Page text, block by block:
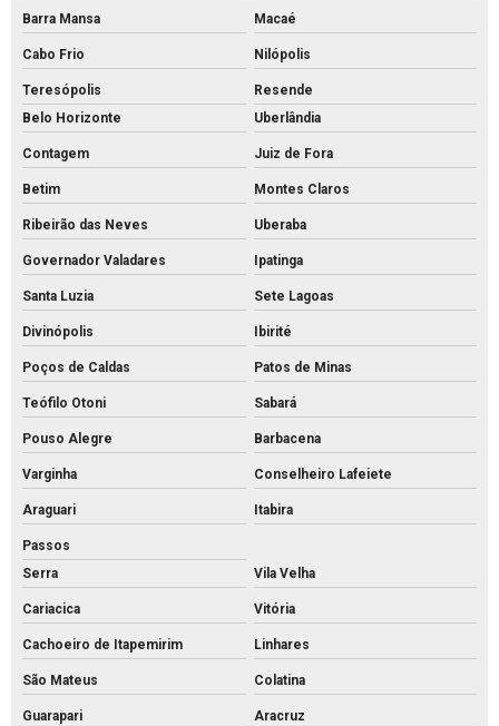
Intertravado de concreto preço
Intertravado de concreto
Intertravados de concreto pisos
Meio fio de concreto para calçada
Meio fio de concreto comprar
Meio fio de concreto pré moldado
Meio fio de concreto preço
Mourão de concreto para cerca comprar
Mourão de concreto rs
Mourões de concreto 10x10 preço
Mourões de concreto para alambrado
Mourões de concreto para cerca preço
Mourões de concreto para cerca valores
Mourões de concreto para cerca
Mourões de concreto curvo
Palanque de concreto 10x10
Barra Mansa Macaé
Cabo Frio Nilópolis
Teresópolis
Resende
Belo Horizonte
Uberlândia
Contagem Juiz de Fora
Betim Montes Claros
Ribeirão das Neves Uberaba
Governador Valadares Ipatinga
Santa Luzia Sete Lagoas
Divinópolis Ibirité
Poços de Caldas Patos de Minas
Teófilo Otoni Sabará
Pouso Alegre Barbacena
Varginha Conselheiro Lafeiete
Araguari Itabira
Passos
Serra
Vila Velha
Cariacica Vitória
Cachoeiro de Itapemirim Linhares
São Mateus Colatina
Guarapari Aracruz